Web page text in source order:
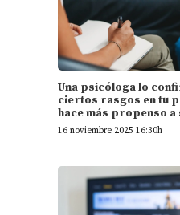
Una psicóloga lo
ciertos rasgos en tu
hace más propenso
16 noviembre 2025 16:30h